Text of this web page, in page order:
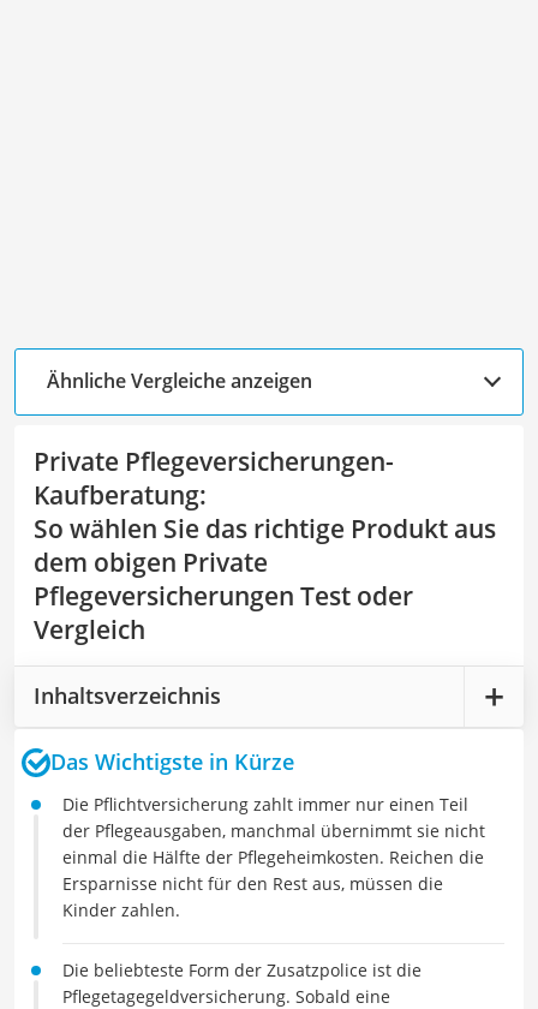
Ähnliche Vergleiche anzeigen
Private Pflegeversicherungen-
Kaufberatung:
So wählen Sie das richtige Produkt aus
dem obigen Private
Pflegeversicherungen Test oder
Vergleich
Inhaltsverzeichnis
Das Wichtigste in Kürze
Die Pflichtversicherung zahlt immer nur einen Teil
der Pflegeausgaben, manchmal übernimmt sie nicht
einmal die Hälfte der Pflegeheimkosten. Reichen die
Ersparnisse nicht für den Rest aus, müssen die
Kinder zahlen.
Die beliebteste Form der Zusatzpolice ist die
Pflegetagegeldversicherung. Sobald eine